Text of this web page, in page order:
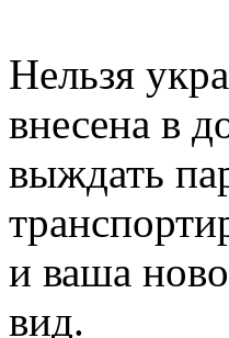
Нельзя
внесена в
выждать
и ваша
вид.